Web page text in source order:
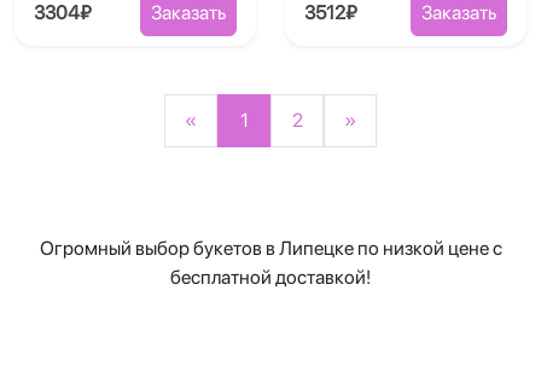
3304₽ Заказать 3512₽ Заказать
« 1 2 »
Огромный выбор букетов в Липецке по низкой цене с
бесплатной доставкой!